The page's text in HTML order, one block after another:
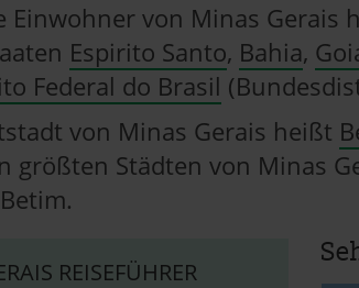
Einwohner von Minas
Espirito Santo, Bahia,
Federal do Brasil
von Minas Gerais heißt
größten Städten von Minas
REISEFÜHRER